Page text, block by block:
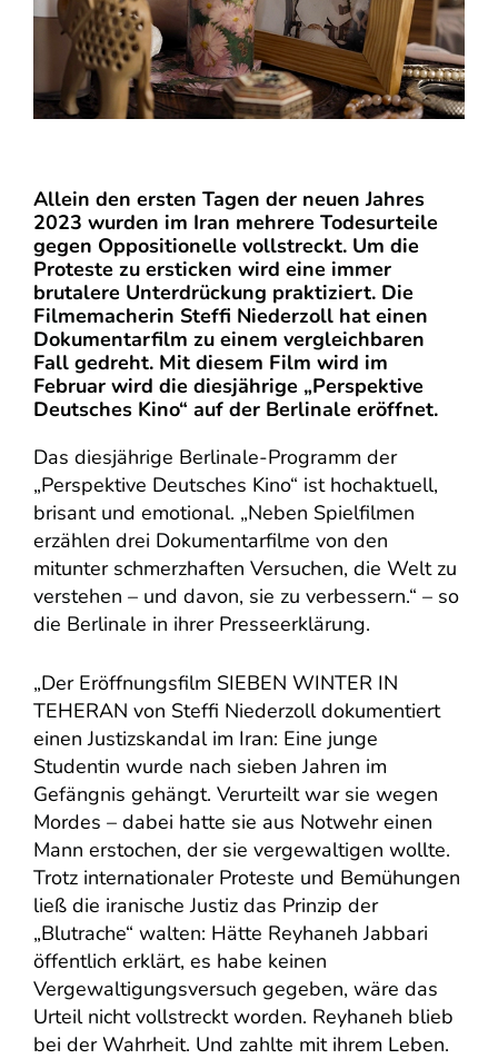
Allein den ersten Tagen der neuen Jahres
2023 wurden im Iran mehrere Todesurteile
gegen Oppositionelle vollstreckt. Um die
Proteste zu ersticken wird eine immer
brutalere Unterdrückung praktiziert. Die
Filmemacherin Steffi Niederzoll hat einen
Dokumentarfilm zu einem vergleichbaren
Fall gedreht. Mit diesem Film wird im
Februar wird die diesjährige „Perspektive
Deutsches Kino“ auf der Berlinale eröffnet.
Das diesjährige Berlinale-Programm der
„Perspektive Deutsches Kino“ ist hochaktuell,
brisant und emotional. „Neben Spielfilmen
erzählen drei Dokumentarfilme von den
mitunter schmerzhaften Versuchen, die Welt zu
verstehen – und davon, sie zu verbessern.“ – so
die Berlinale in ihrer Presseerklärung.
„Der Eröffnungsfilm SIEBEN WINTER IN
TEHERAN von Steffi Niederzoll dokumentiert
einen Justizskandal im Iran: Eine junge
Studentin wurde nach sieben Jahren im
Gefängnis gehängt. Verurteilt war sie wegen
Mordes – dabei hatte sie aus Notwehr einen
Mann erstochen, der sie vergewaltigen wollte.
Trotz internationaler Proteste und Bemühungen
ließ die iranische Justiz das Prinzip der
„Blutrache“ walten: Hätte Reyhaneh Jabbari
öffentlich erklärt, es habe keinen
Vergewaltigungsversuch gegeben, wäre das
Urteil nicht vollstreckt worden. Reyhaneh blieb
bei der Wahrheit. Und zahlte mit ihrem Leben.